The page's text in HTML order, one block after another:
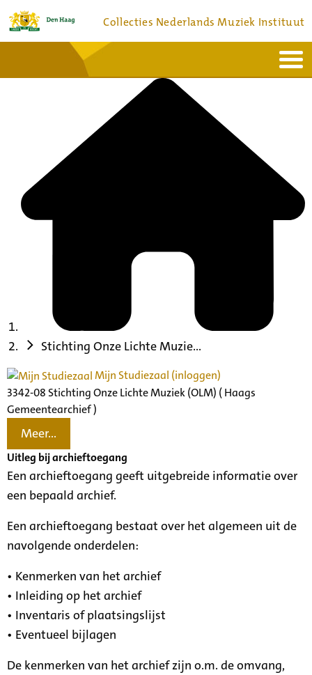
Collecties Nederlands Muziek Instituut
Bronnen en collecties
Stichting Onze Lichte Muzie...
Mijn Studiezaal (inloggen)
3342-08 Stichting Onze Lichte Muziek (OLM) ( Haags
Gemeentearchief )
Meer...
Uitleg bij archieftoegang
Een archieftoegang geeft uitgebreide informatie over
een bepaald archief.
Een archieftoegang bestaat over het algemeen uit de
navolgende onderdelen:
• Kenmerken van het archief
• Inleiding op het archief
• Inventaris of plaatsingslijst
• Eventueel bijlagen
De kenmerken van het archief zijn o.m. de omvang,